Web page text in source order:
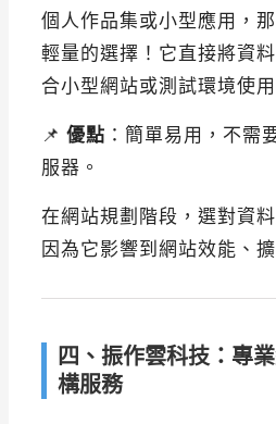
個人作品集或小型應用，
輕量的選擇！它直接將資
合小型網站或測試環境使用
📌 優點 ：簡單易用，不需
服器。
在網站規劃階段，選對資
因為它影響到網站效能、
四、振作雲科技：專
構服務